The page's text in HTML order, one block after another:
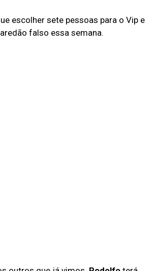
escolher sete pessoas para o Vip e
falso essa semana.